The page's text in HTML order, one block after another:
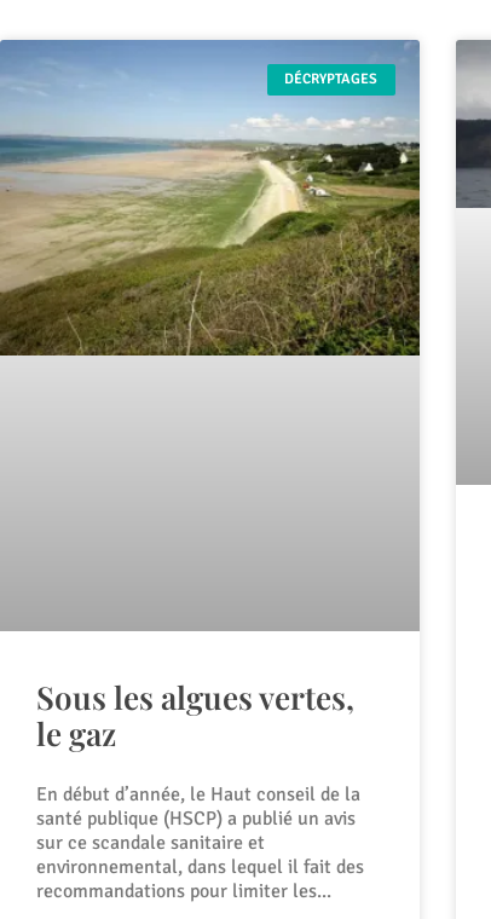
DÉCRYPTAGES
Sous les algues vertes,
le gaz
En début d’année, le Haut conseil de la
santé publique (HSCP) a publié un avis
sur ce scandale sanitaire et
environnemental, dans lequel il fait des
recommandations pour limiter les